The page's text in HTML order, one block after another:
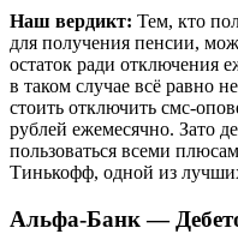
Наш вердикт: Тем, кто
для получения пенсии,
остаток ради отключения
в таком случае всё равно
стоить отключить смс-
рублей ежемесячно. Зато
пользоваться всеми
Тинькофф, одной из
Альфа-Банк —